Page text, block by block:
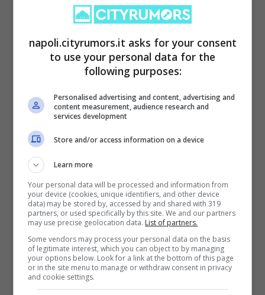
alterneranno premiazioni, spettacolo e
raccontare il valore delle donne attraverso
linguaggi diversi. L’iniziativa punta
trasformare il racconto delle esperienze
femminili in un’occasione di crescita
collettiva, mettendo in luce storie di
impegno, determinazione, talento e
solidarietà.
napoli.cityrumors.it asks for your consent
to use your personal data for the
following purposes:
Personalised advertising and content, advertising and
content measurement, audience research and
services development
Store and/or access information on a device
Learn more
Your personal data will be processed and information from
your device (cookies, unique identifiers, and other device
data) may be stored by, accessed by and shared with 319
partners, or used specifically by this site. We and our partners
may use precise geolocation data. List of partners.
Some vendors may process your personal data on the basis
of legitimate interest, which you can object to by managing
your options below. Look for a link at the bottom of this page
or in the site menu to manage or withdraw consent in privacy
and cookie settings.